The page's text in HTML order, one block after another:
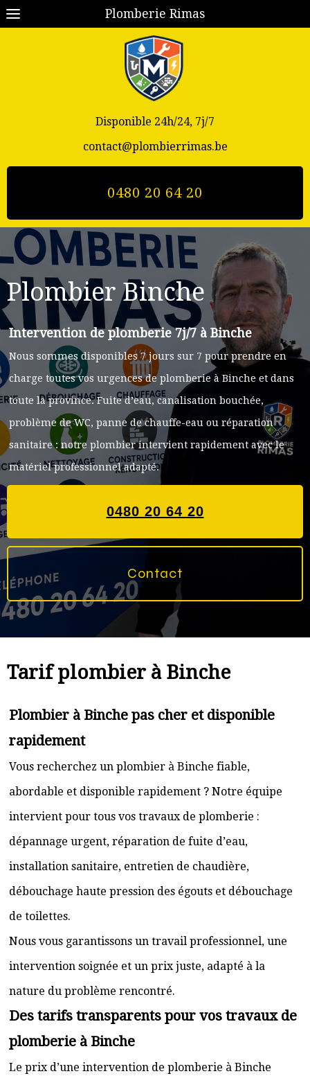
Plomberie Rimas
Disponible 24h/24, 7j/7
contact@plombierrimas.be
0480 20 64 20
Plombier Binche
Intervention de plomberie 7j/7 à Binche
Nous sommes disponibles 7 jours sur 7 pour prendre en
charge toutes vos urgences de plomberie à Binche et dans
toute la province. Fuite d’eau, canalisation bouchée,
problème de WC, panne de chauffe-eau ou réparation
sanitaire : notre plombier intervient rapidement avec le
matériel professionnel adapté.
0480 20 64 20
Contact
Tarif plombier à Binche
Plombier à Binche pas cher et disponible
rapidement
Vous recherchez un plombier à Binche fiable,
abordable et disponible rapidement ? Notre équipe
intervient pour tous vos travaux de plomberie :
dépannage urgent, réparation de fuite d’eau,
installation sanitaire, entretien de chaudière,
débouchage haute pression des égouts et débouchage
de toilettes.
Nous vous garantissons un travail professionnel, une
intervention soignée et un prix juste, adapté à la
nature du problème rencontré.
Des tarifs transparents pour vos travaux de
plomberie à Binche
Le prix d’une intervention de plomberie à Binche